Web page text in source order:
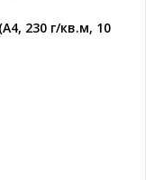
230 г/кв.м, 10